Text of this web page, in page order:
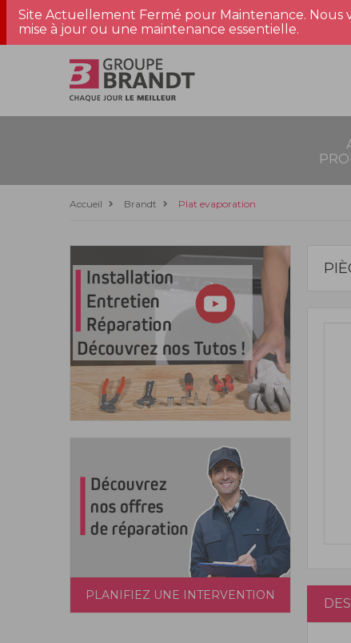
Site Actuellement Fermé pour Maintenance.
mise à jour ou une maintenance essentielle.
Accueil Brandt Plat evaporation
PLANIFIEZ UNE INTERVENTION